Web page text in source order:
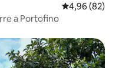
Średnia
4,96 (82)
a Portofino